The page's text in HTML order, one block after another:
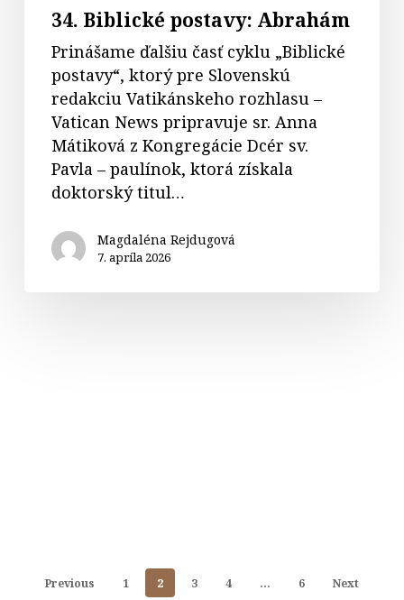
34. Biblické postavy: Abrahám
Prinášame ďalšiu časť cyklu „Biblické
postavy“, ktorý pre Slovenskú
redakciu Vatikánskeho rozhlasu –
Vatican News pripravuje sr. Anna
Mátiková z Kongregácie Dcér sv.
Pavla – paulínok, ktorá získala
doktorský titul…
Magdaléna Rejdugová
7. apríla 2026
Previous 1 2 3 4 … 6 Next